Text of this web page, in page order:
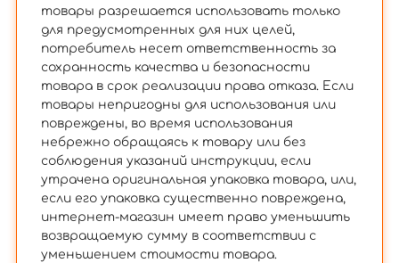
товары разрешается использовать только
для предусмотренных для них целей,
потребитель несет ответственность за
сохранность качества и безопасности
товара в срок реализации права отказа. Если
товары непригодны для использования или
повреждены, во время использования
небрежно обращаясь к товару или без
соблюдения указаний инструкции, если
утрачена оригинальная упаковка товара, или,
если его упаковка существенно повреждена,
интернет-магазин имеет право уменьшить
возвращаемую сумму в соответствии с
уменьшением стоимости товара.